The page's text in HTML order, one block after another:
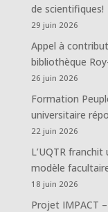
de scientifiques!
29 juin 2026
Appel à
bibliothèque
26 juin 2026
Formation
universitaire
22 juin 2026
L’UQTR
modèle
18 juin 2026
Projet IMPACT